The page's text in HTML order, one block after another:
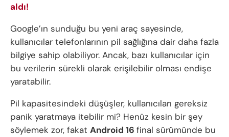
aldı!
Google’ın sunduğu bu yeni araç sayesinde,
kullanıcılar telefonlarının pil sağlığına dair daha fazla
bilgiye sahip olabiliyor. Ancak, bazı kullanıcılar için
bu verilerin sürekli olarak erişilebilir olması endişe
yaratabilir.
Pil kapasitesindeki düşüşler, kullanıcıları gereksiz
panik yaratmaya itebilir mi? Henüz kesin bir şey
söylemek zor, fakat Android 16 final sürümünde bu